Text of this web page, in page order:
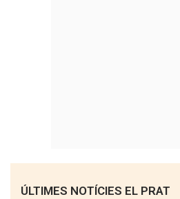
ÚLTIMES NOTÍCIES EL PRAT